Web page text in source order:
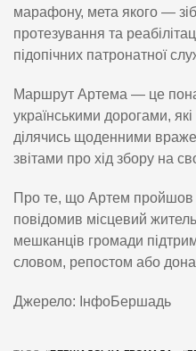
марафону, мета якого —
протезування та
підопічних патронатної
Маршрут Артема — це
українськими дорогами,
ділячись щоденними
звітами про хід збору на
Про те, що Артем
повідомив місцевий
мешканців громади
словом, репостом або
Джерело: ІнфоБершадь